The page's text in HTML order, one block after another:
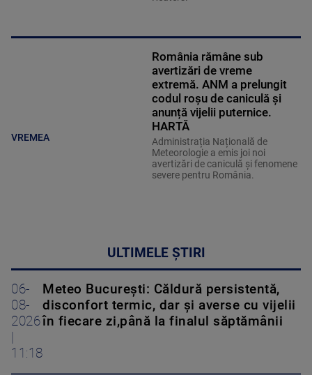
VREMEA
România rămâne sub
avertizări de vreme
extremă. ANM a prelungit
codul roșu de caniculă și
anunță vijelii puternice.
HARTĂ
Administrația Națională de
Meteorologie a emis joi noi
avertizări de caniculă și fenomene
severe pentru România.
ULTIMELE ȘTIRI
06-
08-
2026
11:18
Meteo Bucureşti: Căldură persistentă,
disconfort termic, dar şi averse cu vijelii
în fiecare zi,până la finalul săptămânii